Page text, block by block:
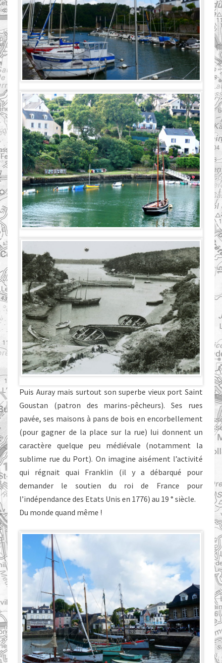
Puis Auray mais surtout son superbe vieux port Saint
Goustan (patron des marins-pêcheurs). Ses rues
pavée, ses maisons à pans de bois en encorbellement
(pour gagner de la place sur la rue) lui donnent un
caractère quelque peu médiévale (notamment la
sublime rue du Port). On imagine aisément l’activité
qui régnait quai Franklin (il y a débarqué pour
demander le soutien du roi de France pour
l’indépendance des Etats Unis en 1776) au 19 ° siècle.
Du monde quand même !